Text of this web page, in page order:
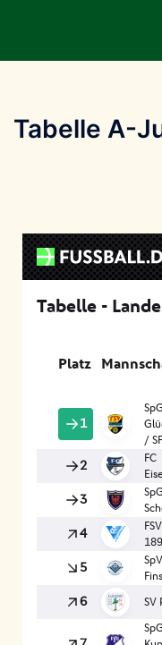
Tabelle A-